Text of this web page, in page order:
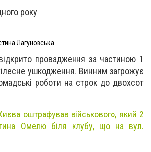
року.
Лагуновська
провадження за частиною 1
ушкодження. Винним загрожує
роботи на строк до двохсот
оштрафував військового, який 2
Омелю біля клубу, що на вул.